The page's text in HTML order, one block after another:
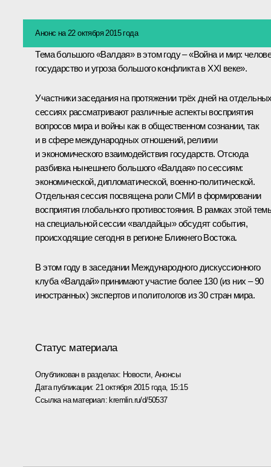
Анонс на 22 октября 2015 года
Тема большого «Валдая» в этом году – «Война и мир:
государство и угроза большого конфликта в XXI веке».
Участники заседания на протяжении трёх дней на
сессиях рассматривают различные аспекты восприятия
вопросов мира и войны как в общественном сознании, так
и в сфере международных отношений, религии
и экономического взаимодействия государств. Отсюда
разбивка нынешнего большого «Валдая» по сессиям:
экономической, дипломатической, военно-политической.
Отдельная сессия посвящена роли СМИ в формировании
восприятия глобального противостояния. В рамках этой
на специальной сессии «валдайцы» обсудят события,
происходящие сегодня в регионе Ближнего Востока.
В этом году в заседании Международного дискуссионного
клуба «Валдай» принимают участие более 130 (из них – 90
иностранных) экспертов и политологов из 30 стран мира.
Статус материала
Опубликован в разделах: Новости, Анонсы
Дата публикации: 21 октября 2015 года, 15:15
Ссылка на материал: kremlin.ru/d/50537